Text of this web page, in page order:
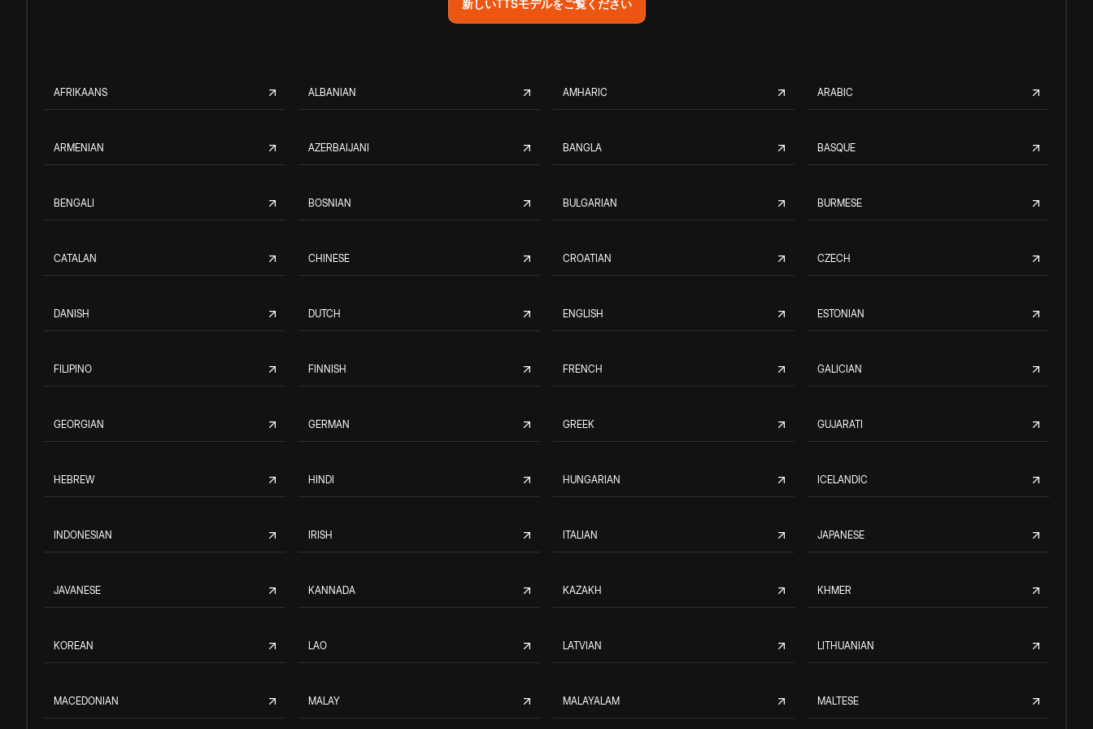
新しいTTSモデルをご覧ください
AFRIKAANS ALBANIAN AMHARIC ARABIC
ARMENIAN AZERBAIJANI BANGLA BASQUE
BENGALI BOSNIAN BULGARIAN BURMESE
CATALAN CHINESE CROATIAN CZECH
DANISH DUTCH ENGLISH ESTONIAN
FILIPINO FINNISH FRENCH GALICIAN
GEORGIAN GERMAN GREEK GUJARATI
HEBREW HINDI HUNGARIAN ICELANDIC
INDONESIAN IRISH ITALIAN JAPANESE
JAVANESE KANNADA KAZAKH KHMER
KOREAN LAO LATVIAN LITHUANIAN
MACEDONIAN MALAY MALAYALAM MALTESE